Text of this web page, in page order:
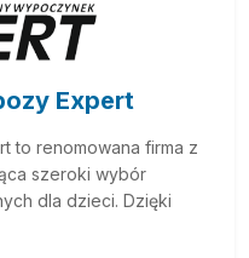
Expert
to renomowana firma z
szeroki wybór
dla dzieci. Dzięki